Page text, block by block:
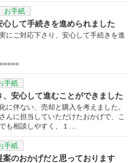
お手紙
して手続きを進められました
にご対応下さり、安心して手続きを進
手紙
安心して進むことができました
に伴ない、売却と購入を考えました。
んに担当していただけたおかげで、こ
も相談しやすく、１…
手紙
のおかげだと思っております